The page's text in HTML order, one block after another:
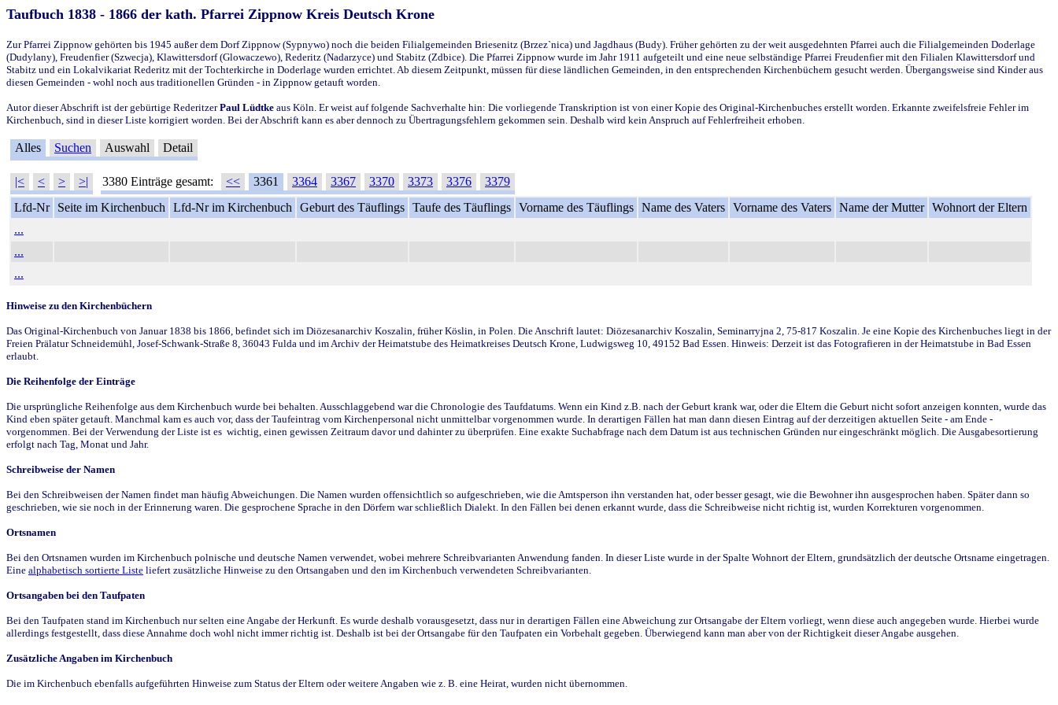
Taufbuch 1838 - 1866 der kath. Pfarrei Zippnow Kreis Deutsch Krone
Zur Pfarrei Zippnow gehörten bis 1945 außer dem Dorf Zippnow (Sypnywo) noch die beiden Filialgemeinden Briesenitz (Brzez`nica) und Jagdhaus (Budy). Früher gehörten zu der weit ausgedehnten Pfarrei auch die Filialgemeinden Doderlage
(Dudylany), Freudenfier (Szwecja), Klawittersdorf (Glowaczewo), Rederitz (Nadarzyce) und Stabitz (Zdbice). Die Pfarrei Zippnow wurde im Jahr 1911 aufgeteilt und eine neue selbständige Pfarrei Freudenfier mit den Filialen Klawittersdorf und
Stabitz und ein Lokalvikariat Rederitz mit der Tochterkirche in Doderlage wurden errichtet. Ab diesem Zeitpunkt, müssen für diese ländlichen Gemeinden, in den entsprechenden Kirchenbüchern gesucht werden. Übergangsweise sind Kinder aus
diesen Gemeinden - wohl noch aus traditionellen Gründen - in Zippnow getauft worden.
Autor dieser Abschrift ist der gebürtige RederitzerPaul Lüdtke aus Köln. Er weist auf folgende Sachverhalte hin: Die vorliegende Transkription ist von einer Kopie des Original-Kirchenbuches erstellt worden. Erkannte zweifelsfreie Fehler im
Kirchenbuch, sind in dieser Liste korrigiert worden. Bei der Abschrift kann es aber dennoch zu Übertragungsfehlern gekommen sein. Deshalb wird kein Anspruch auf Fehlerfreiheit erhoben.
Alles Suchen Auswahl Detail
|< < > >| 3380 Einträge gesamt: << 3361 3364 3367 3370 3373 3376
3379
Lfd-Nr
Seite im Kirchenbuch Lfd-Nr im Kirchenbuch Geburt des Täuflings Taufe des Täuflings Vorname des Täuflings Name des Vaters Vorname des Vaters Name der Mutter Wohnort der Eltern
...
...
...
Hinweise zu den Kirchenbüchern
Das Original-Kirchenbuch von Januar 1838 bis 1866, befindet sich im Diözesanarchiv Koszalin, früher Köslin, in Polen. Die Anschrift lautet: Diözesanarchiv Koszalin, Seminarryjna 2, 75-817 Koszalin. Je eine Kopie des Kirchenbuches liegt in der
Freien Prälatur Schneidemühl, Josef-Schwank-Straße 8, 36043 Fulda und im Archiv der Heimatstube des Heimatkreises Deutsch Krone, Ludwigsweg 10, 49152 Bad Essen. Hinweis: Derzeit ist das Fotografieren in der Heimatstube in Bad Essen
erlaubt.
Die Reihenfolge der Einträge
Die ursprüngliche Reihenfolge aus dem Kirchenbuch wurde bei behalten. Ausschlaggebend war die Chronologie des Taufdatums. Wenn ein Kind z.B. nach der Geburt krank war, oder die Eltern die Geburt nicht sofort anzeigen konnten, wurde das
Kind eben später getauft. Manchmal kam es auch vor, dass der Taufeintrag vom Kirchenpersonal nicht unmittelbar vorgenommen wurde. In derartigen Fällen hat man dann diesen Eintrag auf der derzeitigen aktuellen Seite - am Ende -
vorgenommen. Bei der Verwendung der Liste ist es wichtig, einen gewissen Zeitraum davor und dahinter zu überprüfen. Eine exakte Suchabfrage nach dem Datum ist aus technischen Gründen nur eingeschränkt möglich. Die Ausgabesortierung
erfolgt nach Tag, Monat und Jahr.
Schreibweise der Namen
Bei den Schreibweisen der Namen findet man häufig Abweichungen. Die Namen wurden offensichtlich so aufgeschrieben, wie die Amtsperson ihn verstanden hat, oder besser gesagt, wie die Bewohner ihn ausgesprochen haben. Später dann so
geschrieben, wie sie noch in der Erinnerung waren. Die gesprochene Sprache in den Dörfern war schließlich Dialekt. In den Fällen bei denen erkannt wurde, dass die Schreibweise nicht richtig ist, wurden Korrekturen vorgenommen.
Ortsnamen
Bei den Ortsnamen wurden im Kirchenbuch polnische und deutsche Namen verwendet, wobei mehrere Schreibvarianten Anwendung fanden. In dieser Liste wurde in der Spalte Wohnort der Eltern, grundsätzlich der deutsche Ortsname eingetragen.
Eine alphabetisch sortierte Liste liefert zusätzliche Hinweise zu den Ortsangaben und den im Kirchenbuch verwendeten Schreibvarianten.
Ortsangaben bei den Taufpaten
Bei den Taufpaten stand im Kirchenbuch nur selten eine Angabe der Herkunft. Es wurde deshalb vorausgesetzt, dass nur in derartigen Fällen eine Abweichung zur Ortsangabe der Eltern vorliegt, wenn diese auch angegeben wurde. Hierbei wurde
allerdings festgestellt, dass diese Annahme doch wohl nicht immer richtig ist. Deshalb ist bei der Ortsangabe für den Taufpaten ein Vorbehalt gegeben. Überwiegend kann man aber von der Richtigkeit dieser Angabe ausgehen.
Zusätzliche Angaben im Kirchenbuch
Die im Kirchenbuch ebenfalls aufgeführten Hinweise zum Status der Eltern oder weitere Angaben wie z. B. eine Heirat, wurden nicht übernommen.